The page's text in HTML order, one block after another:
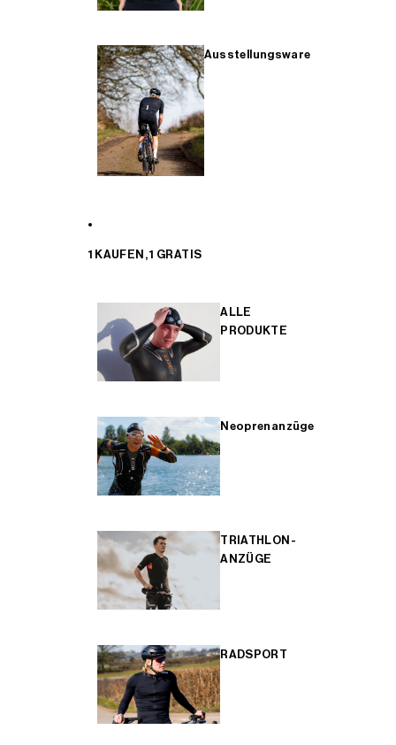
Ausstellungsware
1 KAUFEN, 1 GRATIS
ALLE
PRODUKTE
Neoprenanzüge
TRIATHLON-
ANZÜGE
RADSPORT